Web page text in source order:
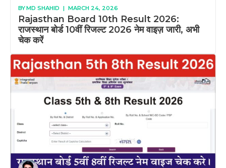
BYMD SHAHID | MARCH 24, 2026
Rajasthan Board 10th Result 2026:
राजस्थान बोर्ड 10वीं रिजल्ट 2026 नेम वाइज़ जारी, अभी
चेक करें